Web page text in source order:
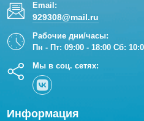
Email:
929308@mail.ru
Рабочие дни/часы:
Пн - Пт: 09:00 - 18:00 Сб:
Мы в соц. сетях:
Информация